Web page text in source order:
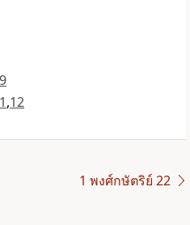
,12
1 พงศ์กษัตริย์ 22